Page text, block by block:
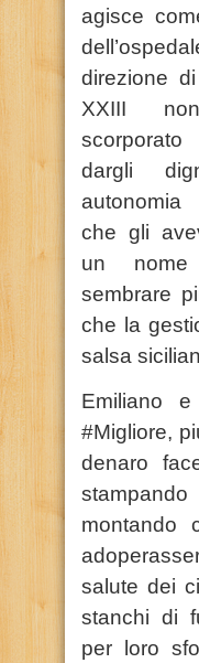
agisce
direzione
XXIII
dargli
che gli
un
sembrare
che la
salsa
Emiliano
#Migliore,
denaro
montando
salute dei
stanchi di
per loro